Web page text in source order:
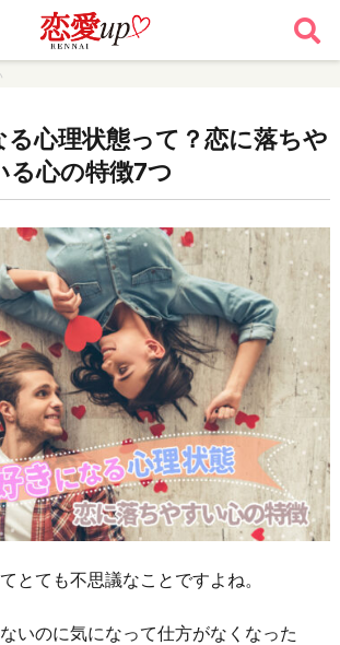
る心理状態って？恋に落ちや
る心の特徴7つ
とても不思議なことですよね。
いのに気になって仕方がなくなった